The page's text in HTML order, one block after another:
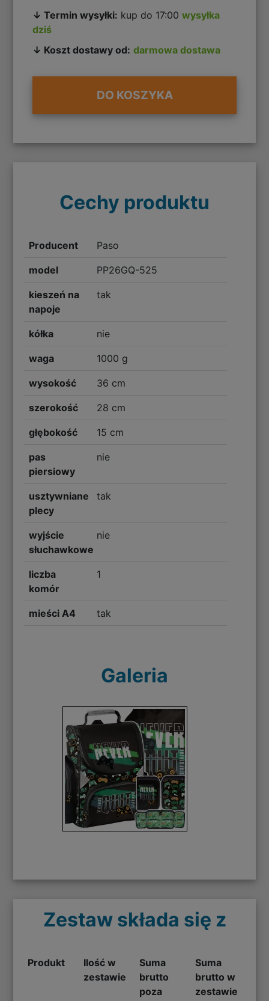
↓ Termin wysyłki: kup do 17:00wysyłka
dziś
↓ Koszt dostawy od: darmowa dostawa
DO KOSZYKA
Cechy produktu
Producent Paso
model PP26GQ-525
kieszeń na
napoje
tak
kółka nie
waga 1000 g
wysokość 36 cm
szerokość 28 cm
głębokość 15 cm
pas
piersiowy
nie
usztywniane
plecy
tak
wyjście
słuchawkowe
nie
liczba
komór
1
mieści A4 tak
Galeria
Zestaw składa się z
Produkt
Ilość w
zestawie
Suma
brutto
poza
Suma
brutto w
zestawie